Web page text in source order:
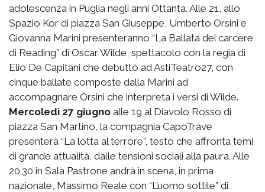
adolescenza in Puglia negli anni Ottanta. Alle 21, allo
Spazio Kor di piazza San Giuseppe, Umberto Orsini e
Giovanna Marini presenteranno “La Ballata del carcere
di Reading” di Oscar Wilde, spettacolo con la regia di
Elio De Capitani che debuttò ad AstiTeatro27, con
cinque ballate composte dalla Marini ad
accompagnare Orsini che interpreta i versi di Wilde.
Mercoledì 27 giugno alle 19 al Diavolo Rosso di
piazza San Martino, la compagnia CapoTrave
presenterà “La lotta al terrore”, testo che affronta temi
di grande attualità, dalle tensioni sociali alla paura. Alle
20.30 in Sala Pastrone andrà in scena, in prima
nazionale, Massimo Reale con “L’uomo sottile” di